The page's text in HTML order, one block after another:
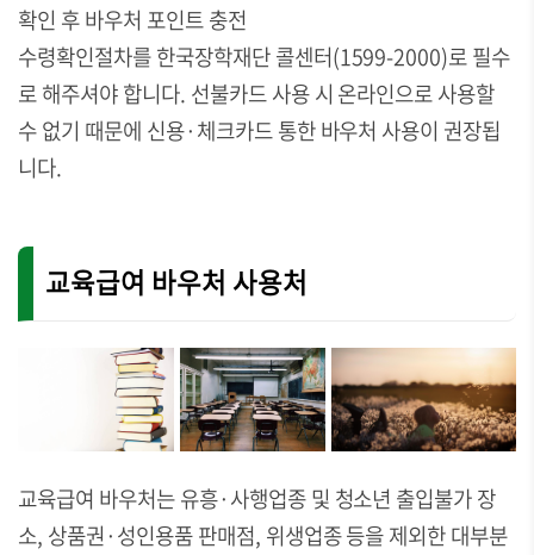
확인 후 바우처 포인트 충전
수령확인절차를 한국장학재단 콜센터(1599-2000)로 필수
로 해주셔야 합니다. 선불카드 사용 시 온라인으로 사용할
수 없기 때문에 신용·체크카드 통한 바우처 사용이 권장됩
니다.
교육급여 바우처 사용처
교육급여 바우처는 유흥·사행업종 및 청소년 출입불가 장
소, 상품권·성인용품 판매점, 위생업종 등을 제외한 대부분